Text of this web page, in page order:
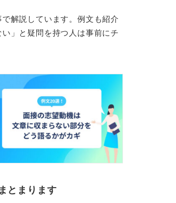
間の橋渡し役としてプロ
り熱意のこもった志望動
解説しています。例文も紹介
」と疑問を持つ人は事前にチ
とまります